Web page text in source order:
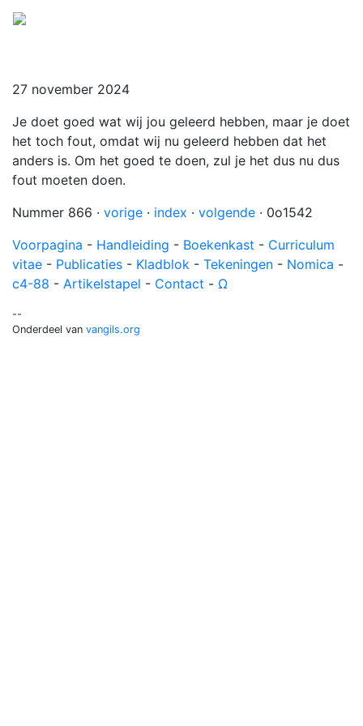
27 november 2024
Je doet goed wat wij jou geleerd hebben, maar je doet
het toch fout, omdat wij nu geleerd hebben dat het
anders is. Om het goed te doen, zul je het dus nu dus
fout moeten doen.
Nummer 866 · vorige · index · volgende · 0o1542
Voorpagina - Handleiding - Boekenkast - Curriculum
vitae - Publicaties - Kladblok - Tekeningen - Nomica -
c4-88 - Artikelstapel - Contact - Ω
--
Onderdeel van vangils.org